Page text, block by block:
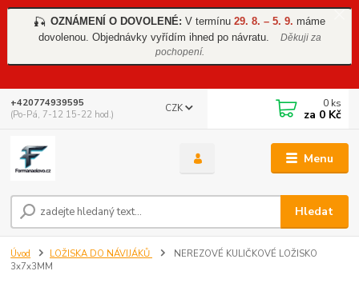
🎣 OZNÁMENÍ O DOVOLENÉ: V termínu 29. 8. – 5. 9. máme
dovolenou. Objednávky vyřídím ihned po návratu.
Děkuji za
pochopení.
Menu
CZK
Hledat
+420774939595
(Po-Pá, 7-12 15-22 hod.)
0 ks
za 0 Kč
Úvod LOŽISKA DO NÁVIJÁKŮ
NEREZOVÉ KULIČKOVÉ LOŽISKO
3x7x3MM